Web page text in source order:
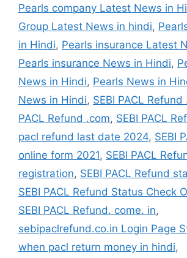
Pearls company Latest News in
Group Latest News in hindi,
in Hindi, Pearls insurance Latest
Pearls insurance News in Hindi,
News in Hindi, Pearls News in
News in Hindi, SEBI PACL Refund
PACL Refund .com, SEBI PACL
pacl refund last date 2024, SEBI
online form 2021, SEBI PACL
registration, SEBI PACL Refund
SEBI PACL Refund Status Check
SEBI PACL Refund. come. in,
sebipaclrefund.co.in Login Page
when pacl return money in hindi,